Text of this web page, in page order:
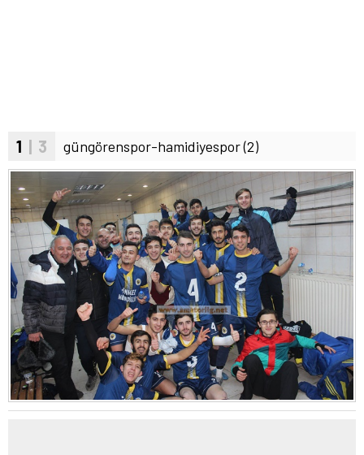
1 | 3 güngörenspor-hamidiyespor (2)